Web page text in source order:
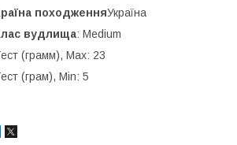
походженняУкраїна
вудлища: Medium
(грамм), Max: 23
(грам), Min: 5